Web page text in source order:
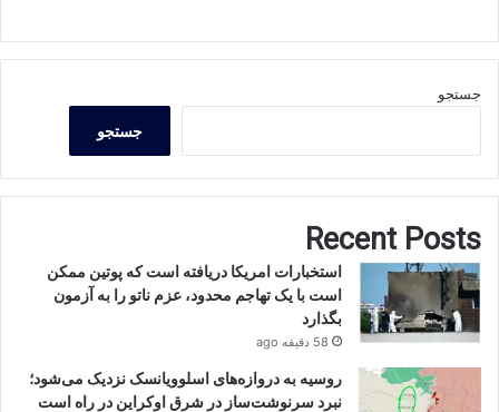
جستجو
جستجو
Recent Posts
استخبارات امریکا دریافته است که پوتین ممکن
است با یک تهاجم محدود، عزم ناتو را به آزمون
بگذارد
58 دقیقه ago
روسیه به دروازه‌های اسلوویانسک نزدیک می‌شود؛
نبرد سرنوشت‌ساز در شرق اوکراین در راه است